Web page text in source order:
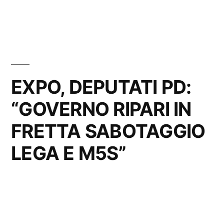
EXPO, DEPUTATI PD:
“GOVERNO RIPARI IN
FRETTA SABOTAGGIO
LEGA E M5S”